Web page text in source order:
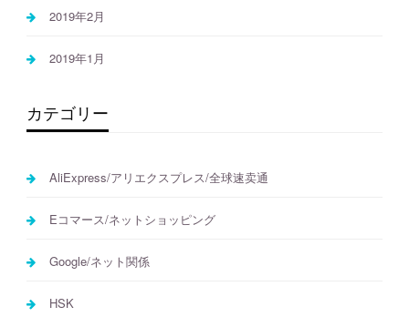
2019年2月
2019年1月
カテゴリー
AliExpress/アリエクスプレス/全球速卖通
Eコマース/ネットショッピング
Google/ネット関係
HSK